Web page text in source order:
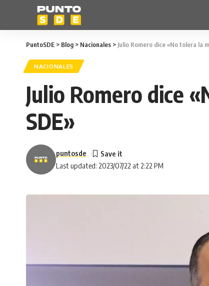
PuntoSDE > Blog > Nacionales > Julio Romero dice «No tolera la
NACIONALES
Julio Romero dice
SDE»
Last updated: 2023/07/22 at 2:22 PM
puntosde